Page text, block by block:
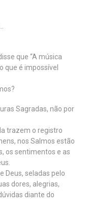
que “A música
que é impossível
Sagradas, não por
trazem o registro
nos Salmos estão
os sentimentos e as
Deus, seladas pelo
dores, alegrias,
diante do